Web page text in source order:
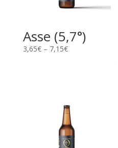
Asse (5,7°)
3,65€– 7,15€